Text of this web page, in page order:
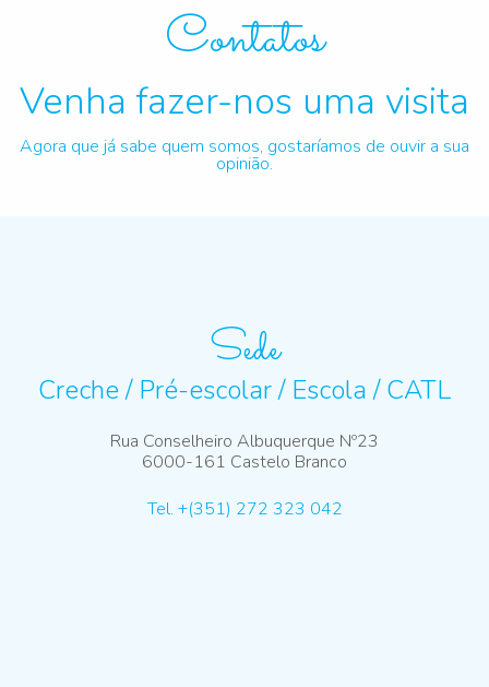
Contatos
Venha fazer-nos uma visita
Agora que já sabe quem somos, gostaríamos de ouvir a sua
opinião.
Sede
Creche / Pré-escolar / Escola / CATL
Rua Conselheiro Albuquerque Nº23
6000-161 Castelo Branco
Tel. +(351) 272 323 042